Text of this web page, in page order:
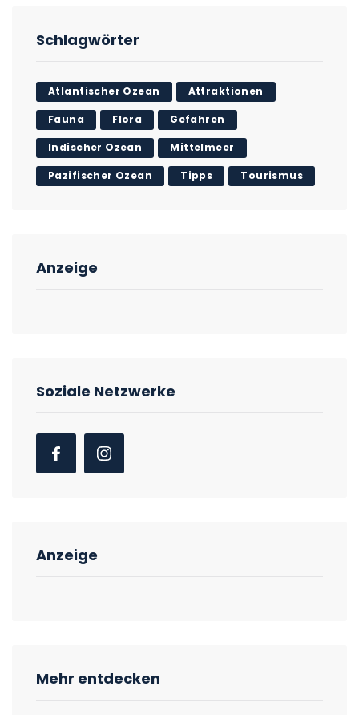
Schlagwörter
Atlantischer Ozean Attraktionen
Fauna Flora Gefahren
Indischer Ozean Mittelmeer
Pazifischer Ozean Tipps Tourismus
Anzeige
Soziale Netzwerke
Anzeige
Mehr entdecken